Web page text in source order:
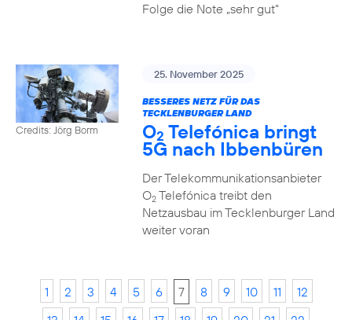
Folge die Note „sehr gut“
Credits: Jörg Borm
25. November 2025
BESSERES NETZ FÜR DAS
TECKLENBURGER LAND
O2 Telefónica bringt
5G nach Ibbenbüren
Der Telekommunikationsanbieter
O2Telefónica treibt den
Netzausbau im Tecklenburger Land
weiter voran
1 2 3 4 5 6 7 8 9 10 11
12